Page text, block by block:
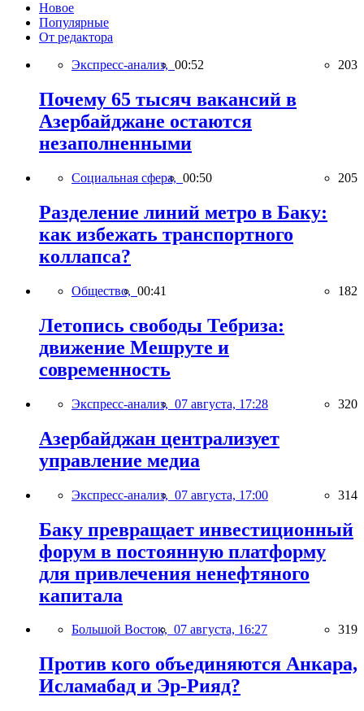
Новое
Популярные
От редактора
Экспресс-анализ, 00:52 203
Почему 65 тысяч вакансий в
Азербайджане остаются
незаполненными
Социальная сфера, 00:50 205
Разделение линий метро в Баку:
как избежать транспортного
коллапса?
Общество, 00:41 182
Летопись свободы Тебриза:
движение Мешруте и
современность
Экспресс-анализ, 07 августа, 17:28 320
Азербайджан централизует
управление медиа
Экспресс-анализ, 07 августа, 17:00 314
Баку превращает инвестиционный
форум в постоянную платформу
для привлечения ненефтяного
капитала
Большой Восток, 07 августа, 16:27 319
Против кого объединяются Анкара,
Исламабад и Эр-Рияд?